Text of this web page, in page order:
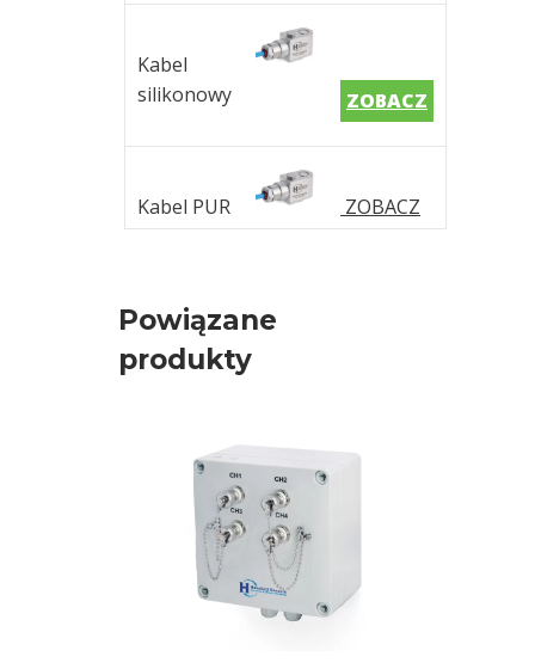
Kabel
silikonowy
ZOBACZ
Kabel PUR ZOBACZ
Powiązane
produkty